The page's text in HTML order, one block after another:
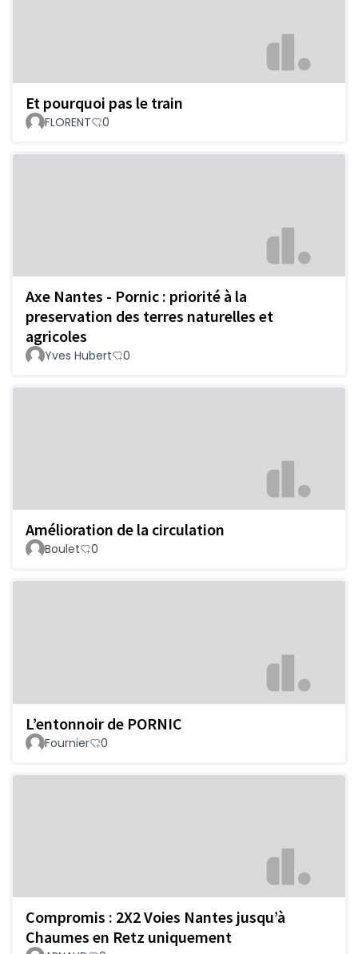
Et pourquoi pas le train
FLORENT 0
Axe Nantes - Pornic : priorité à la
preservation des terres naturelles et
agricoles
Yves Hubert 0
Amélioration de la circulation
Boulet 0
L’entonnoir de PORNIC
Fournier 0
Compromis : 2X2 Voies Nantes jusqu’à
Chaumes en Retz uniquement